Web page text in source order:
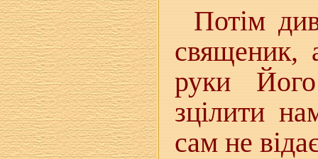
Потім
священик,
руки
зцілити
сам не